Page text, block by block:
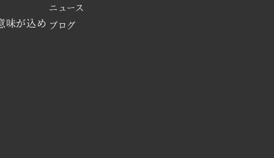
味が込め
ニュース
ブログ